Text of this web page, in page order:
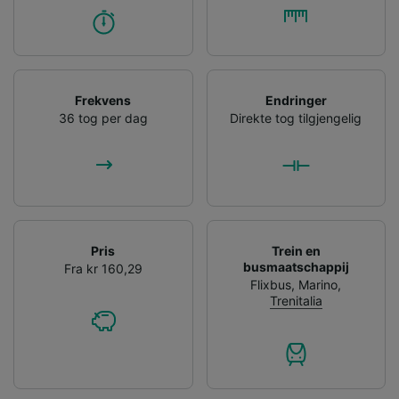
Frekvens
36 tog per dag
Endringer
Direkte tog tilgjengelig
Pris
Fra kr 160,29
Trein en
busmaatschappij
Flixbus, Marino,
Trenitalia